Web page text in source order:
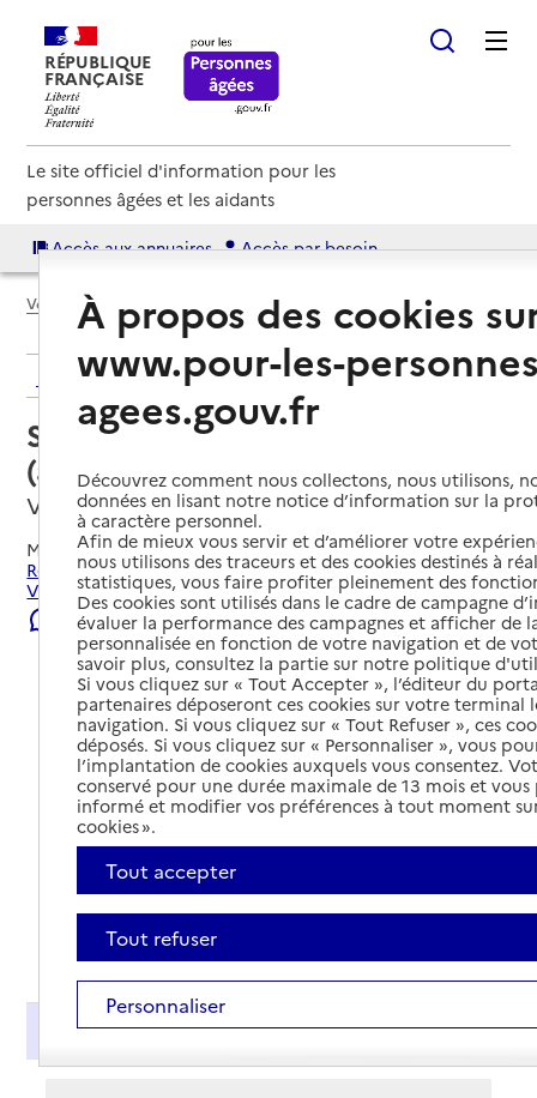
RÉPUBLIQUE
FRANÇAISE
Le site officiel d'information pour les
personnes âgées et les aidants
Accès aux annuaires Accès par besoin
Voir le fil d’Ariane
Retour aux résultats de l'annuaire
Service autonomie à domicile
(aide) – Domaliance
Viarmes, VAL-D'OISE
Mis à jour le06/08/2026
Rechercher les établissements et services autour de
Viarmes.
Signaler une erreur
Présentation
À propos des cookies
www.pour-les-
agees.gouv.fr
Découvrez comment nous collectons, nous utilisons,
données en lisant notre notice d’information sur la
à caractère personnel.
Afin de mieux vous servir et d’améliorer votre
nous utilisons des traceurs et des cookies destinés à
statistiques, vous faire profiter pleinement des
Des cookies sont utilisés dans le cadre de campagne
évaluer la performance des campagnes et afficher de
personnalisée en fonction de votre navigation et de
savoir plus, consultez la partie sur notre politique
Si vous cliquez sur « Tout Accepter », l’éditeur du
partenaires déposeront ces cookies sur votre terminal
navigation. Si vous cliquez sur « Tout Refuser », ces
déposés. Si vous cliquez sur « Personnaliser », vous
l’implantation de cookies auxquels vous consentez.
conservé pour une durée maximale de 13 mois et
informé et modifier vos préférences à tout moment
cookies ».
Tout accepter
Tout refuser
Personnaliser